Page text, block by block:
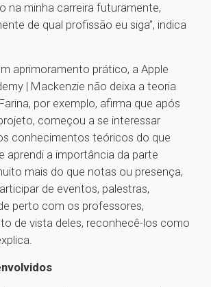
na minha carreira futuramente,
de qual profissão eu siga”, indica
aprimoramento prático, a Apple
| Mackenzie não deixa a teoria
por exemplo, afirma que após
começou a se interessar
conhecimentos teóricos do que
aprendi a importância da parte
mais do que notas ou presença,
de eventos, palestras,
perto com os professores,
de vista deles, reconhecê-los como